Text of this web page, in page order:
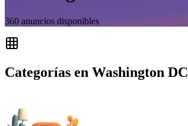
360 anuncios disponibles
Categorías en Washington DC